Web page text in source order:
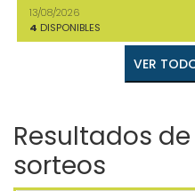
13/08/2026
4 DISPONIBLES
Resultados
sorteos